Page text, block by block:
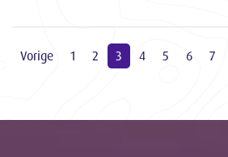
Vorige 1 2 3 4 5 6 7